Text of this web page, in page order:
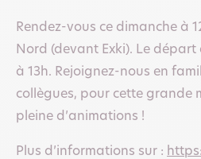
Rendez-vous ce dimanche à
Nord (devant Exki). Le
à 13h. Rejoignez-nous en
collègues, pour cette grande
pleine d’animations !
Plus d’informations sur :